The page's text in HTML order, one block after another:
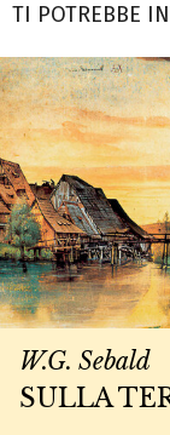
TI POTREBBE
W.G. Sebald
SULLA